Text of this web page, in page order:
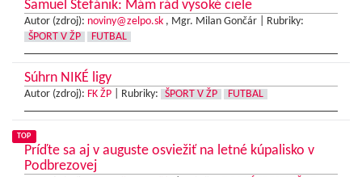
Samuel Štefánik: Mám rád vysoké ciele
Autor (zdroj): noviny@zelpo.sk , Mgr. Milan Gončár |
Rubriky:
ŠPORT V ŽP
FUTBAL
Súhrn NIKÉ ligy
Autor (zdroj): FK ŽP Rubriky: ŠPORT V ŽP FUTBAL
TOP
Príďte sa aj v auguste osviežiť na letné kúpalisko v
Podbrezovej